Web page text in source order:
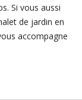
Si vous aussi
de jardin en
accompagne